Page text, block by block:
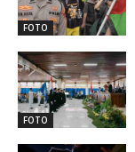
FOTO
FOTO